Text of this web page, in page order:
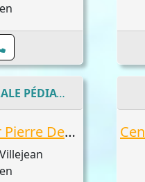
CHIRURGIE VISCÉRALE PÉDIATRIQUE
Centre hospitalier Pierre Dezarnaulds